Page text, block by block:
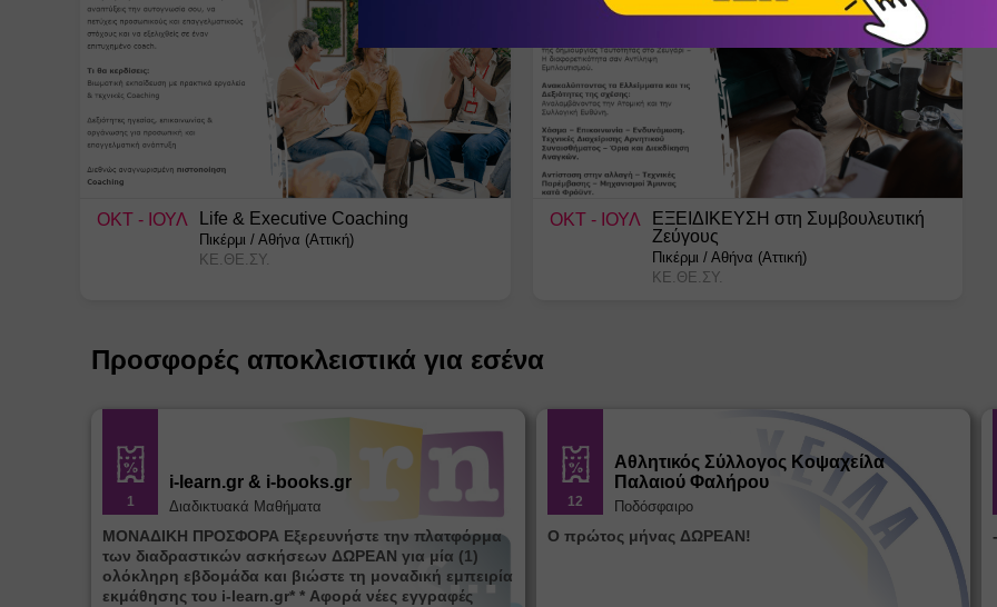
ΟΚΤ - ΙΟΥΛ Life & Executive Coaching
Πικέρμι / Αθήνα (Αττική)
ΚΕ.ΘΕ.ΣΥ.
ΟΚΤ - ΙΟΥΛ
ΕΞΕΙΔΙΚΕΥΣΗ στη Συμβουλευτική
Ζεύγους
Πικέρμι / Αθήνα (Αττική)
ΚΕ.ΘΕ.ΣΥ.
Προσφορές αποκλειστικά για εσένα
1
i-learn.gr & i-books.gr
Διαδικτυακά Μαθήματα
ΜΟΝΑΔΙΚΗ ΠΡΟΣΦΟΡΑ Εξερευνήστε την πλατφόρμα
των διαδραστικών ασκήσεων ΔΩΡΕΑΝ για μία (1)
ολόκληρη εβδομάδα και βιώστε τη μοναδική εμπειρία
εκμάθησης του i-learn.gr* * Αφορά νέες εγγραφές
12
Αθλητικός Σύλλογος Κοψαχείλα
Παλαιού Φαλήρου
Ποδόσφαιρο
Ο πρώτος μήνας ΔΩΡΕΑΝ!